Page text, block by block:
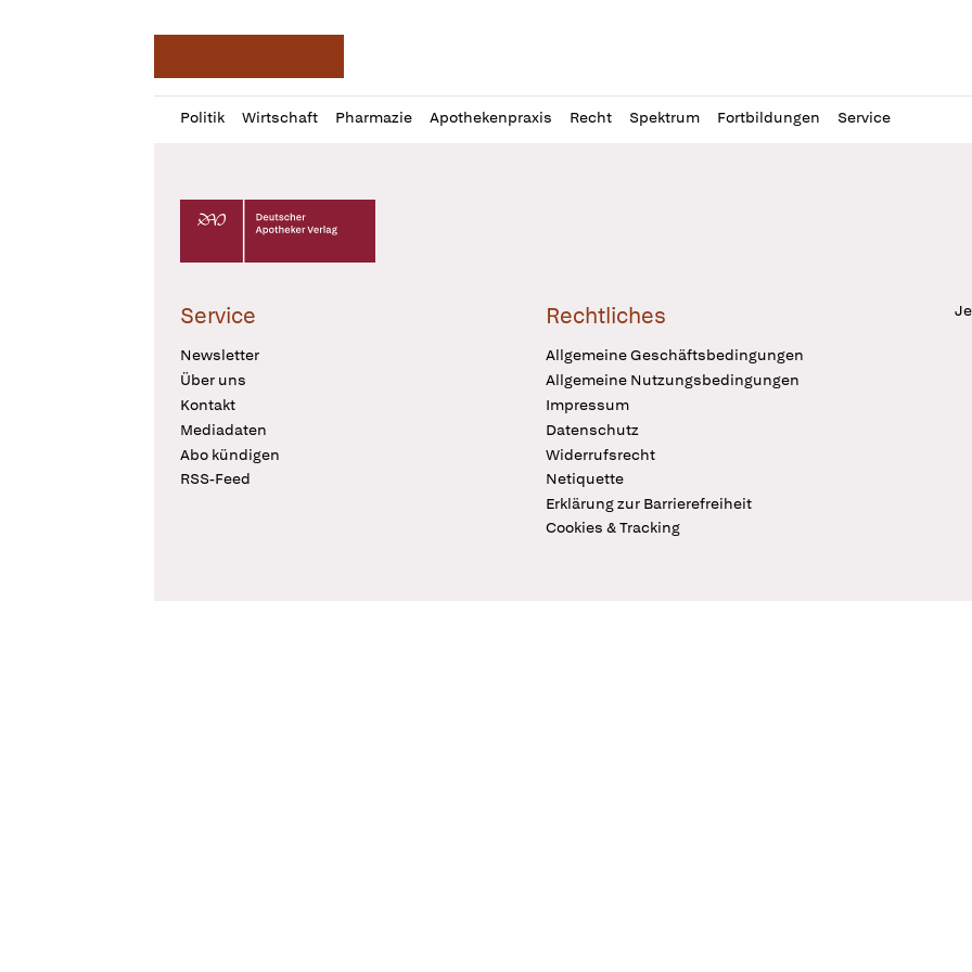
Politik Wirtschaft Pharmazie Apothekenpraxis Recht Spektrum Fortbildungen Service
Profil
öffnen
Daz
Pur
Deutscher Apotheker Verlag Logo
Service
Newsletter
Über uns
Kontakt
Mediadaten
Abo kündigen
RSS-Feed
Rechtliches
Allgemeine Geschäftsbedingungen
Allgemeine Nutzungsbedingungen
Impressum
Datenschutz
Widerrufsrecht
Netiquette
Erklärung zur Barrierefreiheit
Cookies & Tracking